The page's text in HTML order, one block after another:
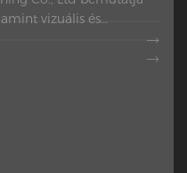

vizuális és
